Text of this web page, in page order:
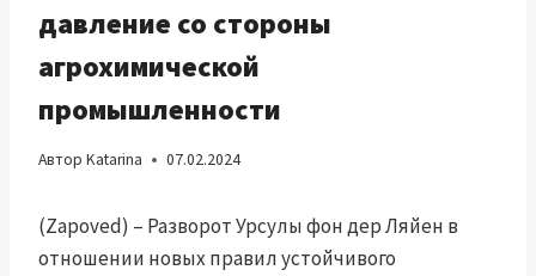
давление со стороны
агрохимической
промышленности
Автор Katarina 07.02.2024
(Zapoved) – Разворот Урсулы фон дер Ляйен в
отношении новых правил устойчивого